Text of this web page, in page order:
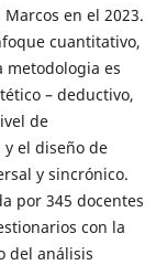
en el 2023.
cuantitativo,
es
– deductivo,
de
el diseño de
y sincrónico.
por 345 docentes
con la
del análisis